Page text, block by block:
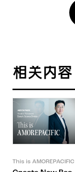
相关内容
This is AMOREPACIFIC